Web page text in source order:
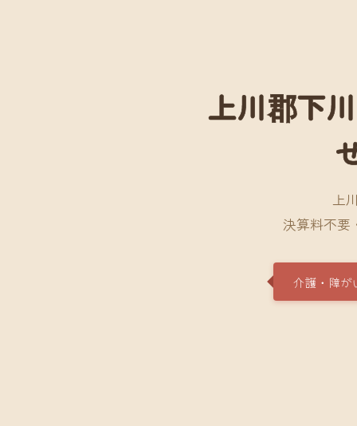
上川郡下
上
決算料不要
介護・障が